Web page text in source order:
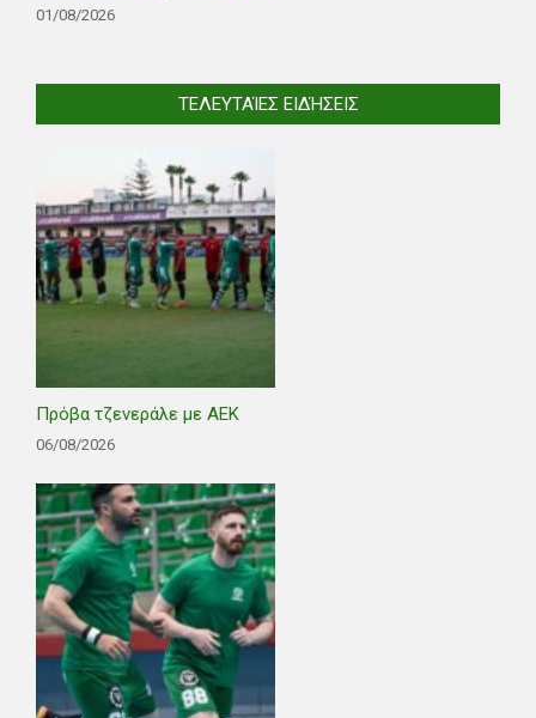
01/08/2026
ΤΕΛΕΥΤΑΊΕΣ ΕΙΔΉΣΕΙΣ
Πρόβα τζενεράλε με ΑΕΚ
06/08/2026